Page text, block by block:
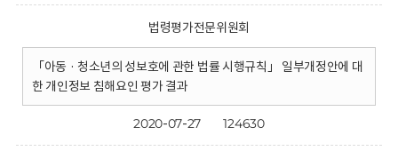
법령평가전문위원회
「아동 · 청소년의 성보호에 관한 법률 시행규칙」 일부개정안에 대
한 개인정보 침해요인 평가 결과
2020-07-27 124630